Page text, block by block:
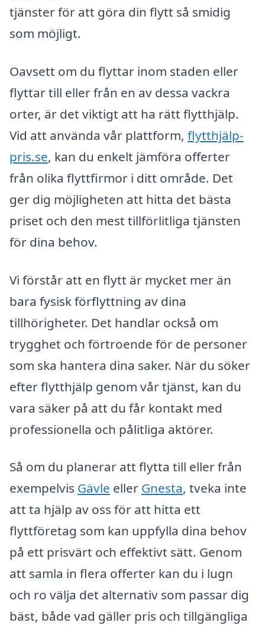
tjänster för att göra din flytt så smidig
som möjligt.
Oavsett om du flyttar inom staden eller
flyttar till eller från en av dessa vackra
orter, är det viktigt att ha rätt flytthjälp.
Vid att använda vår plattform, flytthjälp-
pris.se, kan du enkelt jämföra offerter
från olika flyttfirmor i ditt område. Det
ger dig möjligheten att hitta det bästa
priset och den mest tillförlitliga tjänsten
för dina behov.
Vi förstår att en flytt är mycket mer än
bara fysisk förflyttning av dina
tillhörigheter. Det handlar också om
trygghet och förtroende för de personer
som ska hantera dina saker. När du söker
efter flytthjälp genom vår tjänst, kan du
vara säker på att du får kontakt med
professionella och pålitliga aktörer.
Så om du planerar att flytta till eller från
exempelvis Gävle eller Gnesta, tveka inte
att ta hjälp av oss för att hitta ett
flyttföretag som kan uppfylla dina behov
på ett prisvärt och effektivt sätt. Genom
att samla in flera offerter kan du i lugn
och ro välja det alternativ som passar dig
bäst, både vad gäller pris och tillgängliga